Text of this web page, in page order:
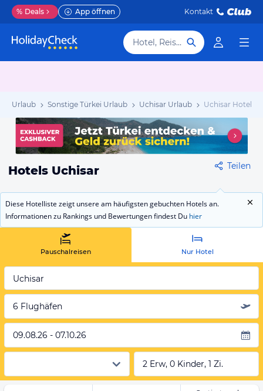
% Deals App öffnen Kontakt
Hotel, Reiseziel
Urlaub Sonstige Türkei Urlaub Uchisar Urlaub Uchisar Hotels
Hotels Uchisar Teilen
Diese Hotelliste zeigt unsere am häufigsten gebuchten Hotels an.
Informationen zu Rankings und Bewertungen findest Du hier
Pauschalreisen Nur Hotel
Uchisar
6 Flughäfen
09.08.26 - 07.10.26
2 Erw, 0 Kinder, 1 Zi.